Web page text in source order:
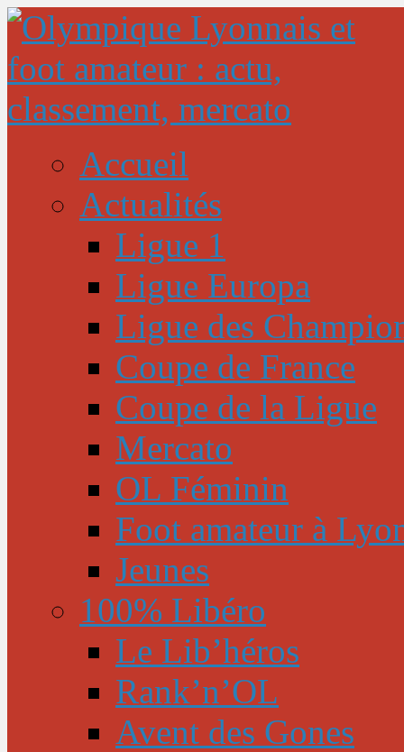
Accueil
Actualités
Ligue 1
Ligue Europa
Ligue des
Coupe de France
Coupe de la Ligue
Mercato
OL Féminin
Foot amateur à
Jeunes
100% Libéro
Le Lib’héros
Rank’n’OL
Avent des Gones